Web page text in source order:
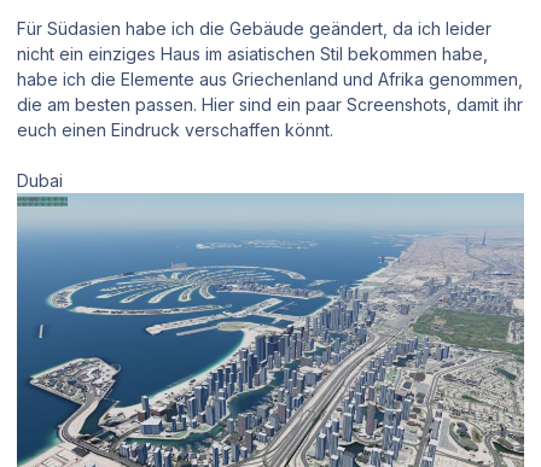
Für Südasien habe ich die Gebäude geändert, da ich leider
nicht ein einziges Haus im asiatischen Stil bekommen habe,
habe ich die Elemente aus Griechenland und Afrika genommen,
die am besten passen. Hier sind ein paar Screenshots, damit ihr
euch einen Eindruck verschaffen könnt.
Dubai